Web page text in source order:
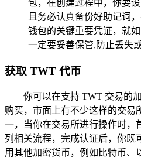
包，在创建过程中，你要
且务必认真备份好助记词
钱包的关键重要凭证，就
一定要妥善保管,防止丢失
获取 TWT 代币
你可以在支持 TWT 交易的
购买，市面上有不少这样的交易
一，当你在交易所进行操作时，
列相关流程，完成认证后，你既
用其他加密货币，例如比特币、